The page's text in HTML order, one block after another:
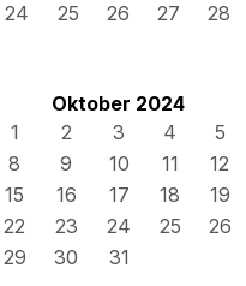
24 25 26 27 28
Oktober 2024
1
2 3 4 5
8 9 10 11 12
15 16 17 18 19
22 23 24 25 26
29 30 31